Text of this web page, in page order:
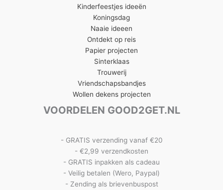
Kinderfeestjes ideeën
Koningsdag
Naaie ideeen
Ontdekt op reis
Papier projecten
Sinterklaas
Trouwerij
Vriendschapsbandjes
Wollen dekens projecten
VOORDELEN GOOD2GET.NL
- GRATIS verzending vanaf €20
- €2,99 verzendkosten
- GRATIS inpakken als cadeau
- Veilig betalen (Wero, Paypal)
- Zending als brievenbuspost